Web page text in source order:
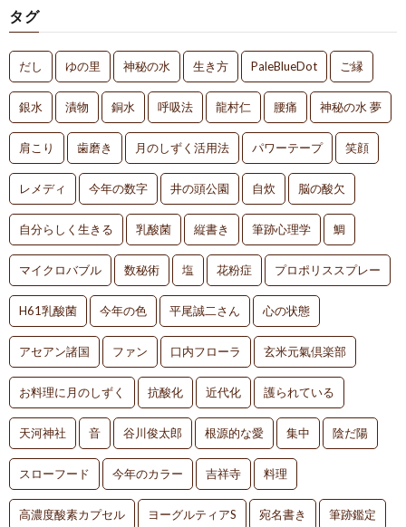
タグ
だし ゆの里 神秘の水 生き方 PaleBlueDot ご縁
銀水 漬物 銅水 呼吸法 龍村仁 腰痛 神秘の水 夢
肩こり 歯磨き 月のしずく活用法 パワーテープ 笑顔
レメディ 今年の数字 井の頭公園 自炊 脳の酸欠
自分らしく生きる 乳酸菌 縦書き 筆跡心理学 鯛
マイクロバブル 数秘術 塩 花粉症 プロポリススプレー
H61乳酸菌 今年の色 平尾誠二さん 心の状態
アセアン諸国 ファン 口内フローラ 玄米元氣倶楽部
お料理に月のしずく 抗酸化 近代化 護られている
天河神社 音 谷川俊太郎 根源的な愛 集中 陰だ陽
スローフード 今年のカラー 吉祥寺 料理
高濃度酸素カプセル ヨーグルティアS 宛名書き 筆跡鑑定